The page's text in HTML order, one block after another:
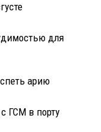
для
арию
ГСМ в порту